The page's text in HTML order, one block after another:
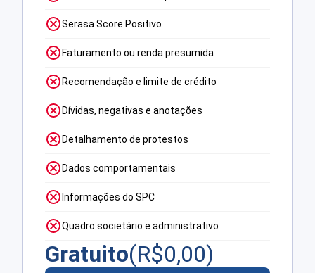
Serasa Score Positivo
Faturamento ou renda presumida
Recomendação e limite de crédito
Dívidas, negativas e anotações
Detalhamento de protestos
Dados comportamentais
Informações do SPC
Quadro societário e administrativo
Gratuito(R$0,00)